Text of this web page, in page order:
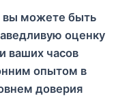
вы можете быть
оценку
ваших часов
опытом в
доверия